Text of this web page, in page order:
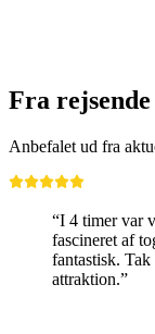
Fra
Anbefalet ud fra
“I 4 timer var
fascineret af
fantastisk.
attraktion.”